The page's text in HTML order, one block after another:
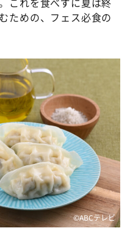
ための、フェス必食の
©ABCテレビ